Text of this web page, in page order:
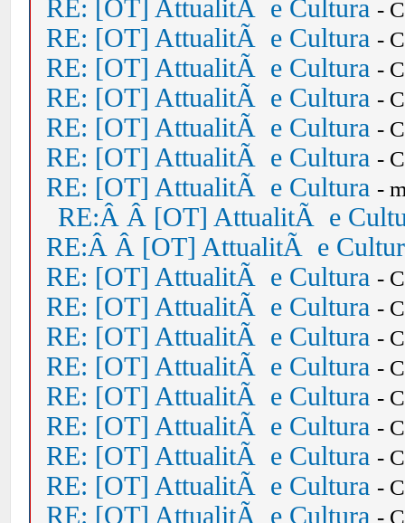
RE: [OT] AttualitÃ e Cultura -
RE: [OT] AttualitÃ e Cultura -
RE: [OT] AttualitÃ e Cultura -
RE: [OT] AttualitÃ e Cultura -
RE: [OT] AttualitÃ e Cultura -
RE: [OT] AttualitÃ e Cultura -
RE: [OT] AttualitÃ e Cultura -
RE:Â Â [OT] AttualitÃ e
RE:Â Â [OT] AttualitÃ e
RE: [OT] AttualitÃ e Cultura -
RE: [OT] AttualitÃ e Cultura -
RE: [OT] AttualitÃ e Cultura -
RE: [OT] AttualitÃ e Cultura -
RE: [OT] AttualitÃ e Cultura -
RE: [OT] AttualitÃ e Cultura -
RE: [OT] AttualitÃ e Cultura -
RE: [OT] AttualitÃ e Cultura -
RE: [OT] AttualitÃ e Cultura -